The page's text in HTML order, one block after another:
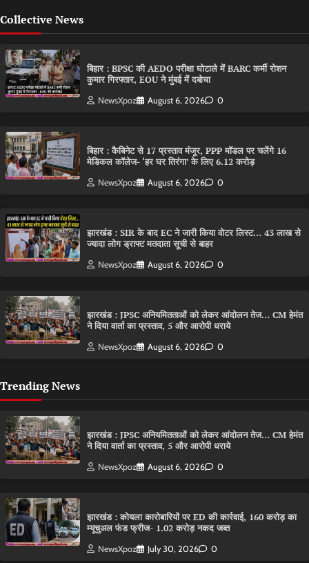
Collective News
बिहार : BPSC की AEDO परीक्षा घोटाले में BARC कर्मी रोशन
कुमार गिरफ्तार, EOU ने मुंबई में दबोचा
NewsXpoz August 6, 2026 0
बिहार : कैबिनेट से 17 प्रस्ताव मंजूर, PPP मॉडल पर चलेंगे 16
मेडिकल कॉलेज- ‘हर घर तिरंगा’ के लिए 6.12 करोड़
NewsXpoz August 6, 2026 0
झारखंड : SIR के बाद EC ने जारी किया वोटर लिस्ट… 43 लाख से
ज्यादा लोग ड्राफ्ट मतदाता सूची से बाहर
NewsXpoz August 6, 2026 0
झारखंड : JPSC अनियमितताओं को लेकर आंदोलन तेज… CM हेमंत
ने दिया वार्ता का प्रस्ताव, 5 और आरोपी धराये
NewsXpoz August 6, 2026 0
Trending News
झारखंड : JPSC अनियमितताओं को लेकर आंदोलन तेज… CM हेमंत
ने दिया वार्ता का प्रस्ताव, 5 और आरोपी धराये
NewsXpoz August 6, 2026 0
झारखंड : कोयला कारोबारियों पर ED की कार्रवाई, 160 करोड़ का
म्यूचुअल फंड फ्रीज- 1.02 करोड़ नकद जब्त
NewsXpoz July 30, 2026 0